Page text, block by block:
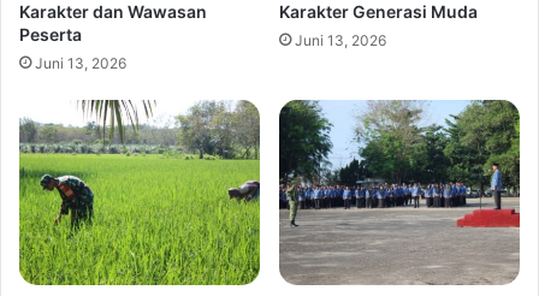
Karakter dan Wawasan
Peserta
Juni 13, 2026
Karakter Generasi Muda
Juni 13, 2026